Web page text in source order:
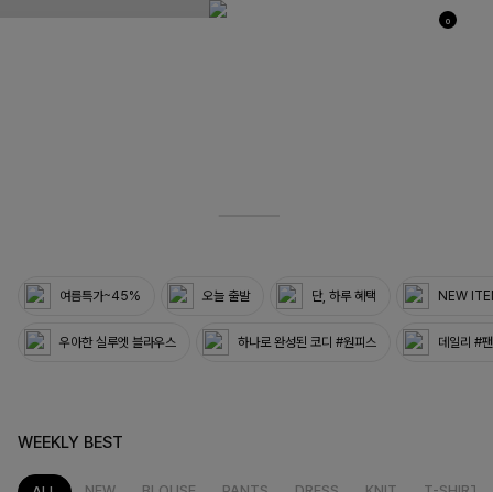
0
여름특가~45% 오늘 출발 단, 하루 혜택 NEW
우아한 실루엣 블라우스 하나로 완성된 코디 #원피스 데일리 #
WEEKLY BEST